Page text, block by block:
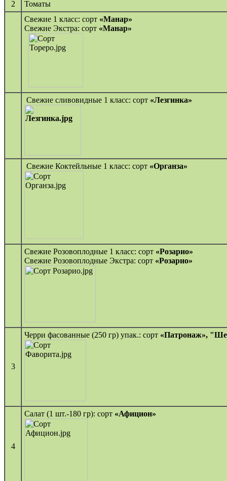
2
Томаты
Свежие 1 класс: сорт «Манар»
Свежие Экстра: сорт «Манар»
Свежие сливовидные 1 класс: сорт «Лезгинка»
Свежие Коктейльные 1 класс: сорт «Органза»
Свежие Розовоплодные 1 класс: сорт «Розарио»
Свежие Розовоплодные Экстра: сорт «Розарио»
3
Черри фасованные (250 гр) упак.: сорт «Патронаж»,
4
Салат (1 шт.-180 гр): сорт «Афицион»